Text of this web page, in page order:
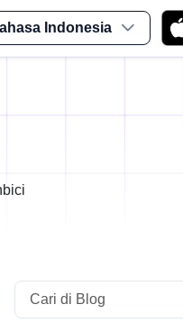
Indonesia
Search